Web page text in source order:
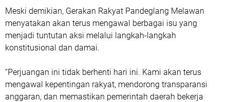
Meski demikian, Gerakan Rakyat Pandeglang Melawan
menyatakan akan terus mengawal berbagai isu yang
menjadi tuntutan aksi melalui langkah-langkah
konstitusional dan damai.
“Perjuangan ini tidak berhenti hari ini. Kami akan terus
mengawal kepentingan rakyat, mendorong transparansi
anggaran, dan memastikan pemerintah daerah bekerja